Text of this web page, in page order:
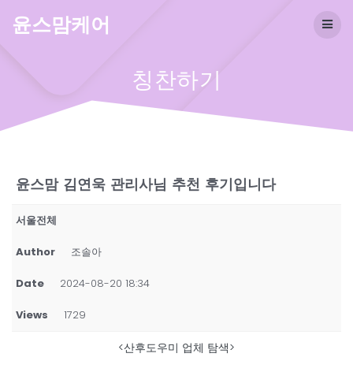
윤스맘케어
칭찬하기
윤스맘 김연욱 관리사님 추천 후기입니다
서울전체
Author 조솔아
Date 2024-08-20 18:34
Views 1729
<산후도우미 업체 탐색>